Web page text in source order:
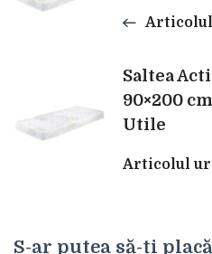
în
articole
Saltea
90×200
Utile
Articolul
S-ar putea să-ți